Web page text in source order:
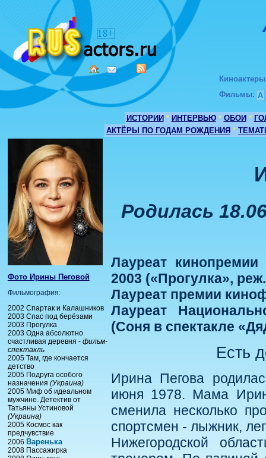
Киноактеры
Фильмы: А
ИСТОРИИ * ИНТЕРВЬЮ * ОБОИ *
АКТЁРЫ ПО ГОДАМ РОЖДЕНИЯ *
Фото Ирины Пеговой
Фильмография:
2002 Спартак и Калашников
2003 Спас под берёзами
2003 Прогулка
2003 Одна абсолютно
счастливая деревня - фильм-
спектакль
2005 Там, где кончается
детство
2005 Подруга особого
назначения (Украина)
2005 Миф об идеальном
мужчине. Детектив от
Татьяны Устиновой
(Украина)
2005 Космос как
предчувствие
2006 Варенька
2008 Пассажирка
Родилась
Лауреат
2003 («Прогулка»,
Лауреат премии
Лауреат
(Соня в спектакле
Есть
Ирина Пегова
июня 1978. Мама
сменила несколько
спортсмен - лыжник,
Нижегородской